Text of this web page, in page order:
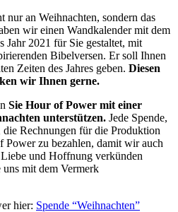
nur an Weihnachten, sondern das
wir einen Wandkalender mit dem
Jahr 2021 für Sie gestaltet, mit
Bibelversen. Er soll Ihnen
Zeiten des Jahres geben. Diesen
wir Ihnen gerne.
Sie Hour of Power mit einer
unterstützen. Jede Spende,
Rechnungen für die Produktion
zu bezahlen, damit wir auch
und Hoffnung verkünden
mit dem Vermerk
hier: Spende “Weihnachten”